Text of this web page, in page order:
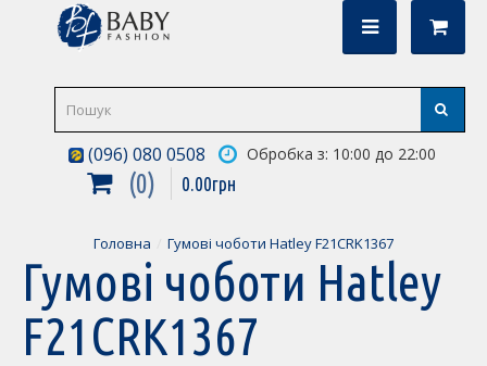
(096) 080 0508 Обробка з: 10:00 до 22:00
0 0.00грн
Головна Гумові чоботи Hatley F21CRK1367
Гумові чоботи Hatley
F21CRK1367